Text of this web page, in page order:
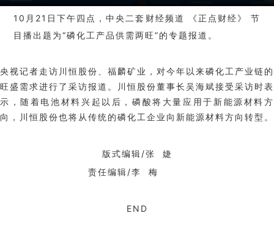
10月21日下午四点，中央二套财经频道 《正点财经》
节
目播出题为“磷化工产品供需两旺”的专题报道 。
央视记者走访川恒股份、福麟矿业，对今年以来磷化工产业链的
旺盛需求进行了采访报道。川恒股份董事长吴海斌接受采访时表
示，随着电池材料兴起以后，磷酸将大量应用于新能源材料方
向，川恒股份也将从传统的磷化工企业向新能源材料方向转型。
版式编辑/张 婕
责任编辑/李 梅
END